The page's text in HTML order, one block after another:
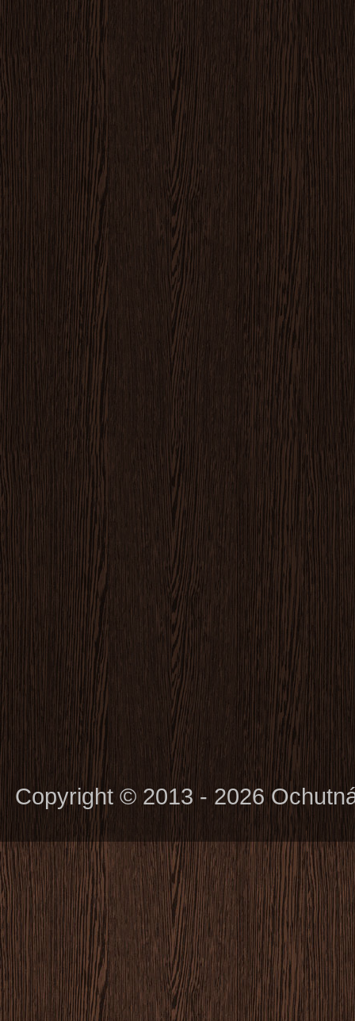
Copyright © 2013 - 2026